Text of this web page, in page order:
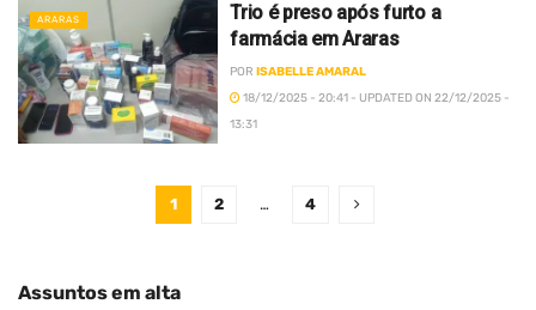
ARARAS
Trio é preso após furto a
farmácia em Araras
POR ISABELLE AMARAL
18/12/2025 - 20:41 - UPDATED ON 22/12/2025 -
13:31
1 2 … 4
Assuntos em alta